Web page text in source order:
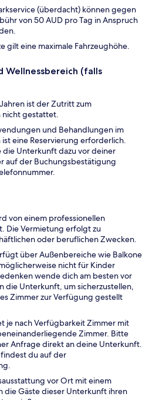
(überdacht) können gegen
von 50 AUD pro Tag in Anspruch
gilt eine maximale Fahrzeughöhe.
Wellnessbereich (falls
ist der Zutritt zum
nicht gestattet.
und Behandlungen im
eine Reservierung erforderlich.
die Unterkunft dazu vor deiner
auf der Buchungsbestätigung
von einem professionellen
Die Vermietung erfolgt zu
oder beruflichen Zwecken.
über Außenbereiche wie Balkone
nicht für Kinder
wende dich am besten vor
die Unterkunft, um sicherzustellen,
Zimmer zur Verfügung gestellt
je nach Verfügbarkeit Zimmer mit
Zimmer. Bitte
Anfrage direkt an deine Unterkunft.
du auf der
vor Ort mit einem
die Gäste dieser Unterkunft ihren